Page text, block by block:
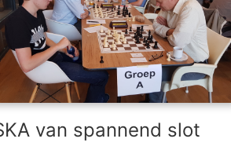
van spannend slot